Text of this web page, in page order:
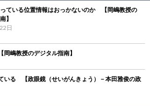
ている位置情報はおっかないのか 【岡嶋教授の
】
日
嶋教授のデジタル指南】
いる 【政眼鏡（せいがんきょう）－本田雅俊の政